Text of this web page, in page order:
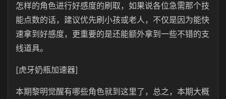
怎样的角色进行好感度的刷取，如果说各位急需那个技
能点数的话，建议优先刷小孩或老人，不仅是因为能快
速拿到好感度，更重要的是还能额外拿到一些不错的支
线道具。
[虎牙奶瓶加速器]
本期黎明觉醒有哪些角色就到这里了，总之，本期大概